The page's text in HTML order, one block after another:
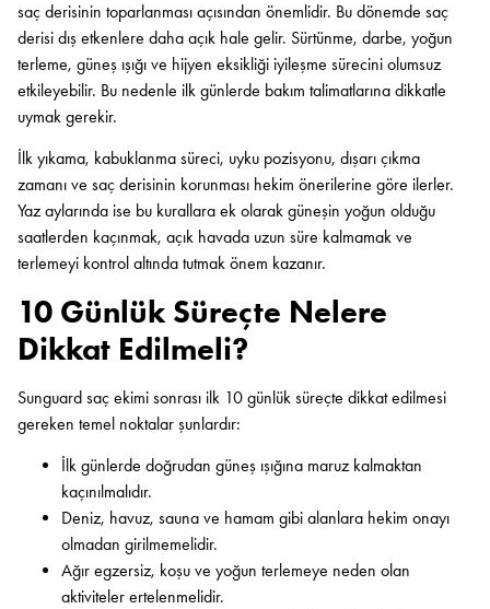
saç derisinin toparlanması açısından önemlidir. Bu dönemde saç
derisi dış etkenlere daha açık hale gelir. Sürtünme, darbe, yoğun
terleme, güneş ışığı ve hijyen eksikliği iyileşme sürecini olumsuz
etkileyebilir. Bu nedenle ilk günlerde bakım talimatlarına dikkatle
uymak gerekir.
İlk yıkama, kabuklanma süreci, uyku pozisyonu, dışarı çıkma
zamanı ve saç derisinin korunması hekim önerilerine göre ilerler.
Yaz aylarında ise bu kurallara ek olarak güneşin yoğun olduğu
saatlerden kaçınmak, açık havada uzun süre kalmamak ve
terlemeyi kontrol altında tutmak önem kazanır.
10 Günlük Süreçte Nelere
Dikkat Edilmeli?
Sunguard saç ekimi sonrası ilk 10 günlük süreçte dikkat edilmesi
gereken temel noktalar şunlardır:
İlk günlerde doğrudan güneş ışığına maruz kalmaktan
kaçınılmalıdır.
Deniz, havuz, sauna ve hamam gibi alanlara hekim onayı
olmadan girilmemelidir.
Ağır egzersiz, koşu ve yoğun terlemeye neden olan
aktiviteler ertelenmelidir.